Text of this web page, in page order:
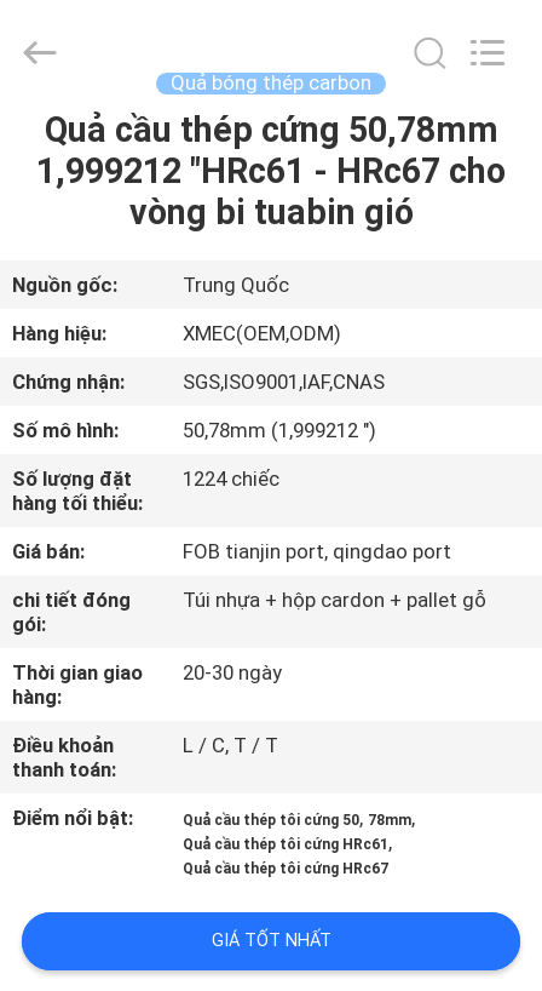
TRANG
CHỦ
SẢN
PHẨM
CHÚNG
TÔI
THAM
QUAN
MÁY
KIỂM
SOÁT
LIÊN
engineering
import
Quả bóng thép carbon
Quả cầu thép cứng 50,78mm
1,999212 "HRc61 - HRc67 cho
vòng bi tuabin gió
Nguồn gốc:
Trung Quốc
Hàng hiệu:
XMEC(OEM,ODM)
Chứng nhận:
SGS,ISO9001,IAF,CNAS
Số mô hình:
50,78mm (1,999212 ")
Số lượng đặt
hàng tối thiểu:
1224 chiếc
Giá bán:
FOB tianjin port, qingdao port
chi tiết đóng
gói:
Túi nhựa + hộp cardon + pallet gỗ
Thời gian giao
hàng:
20-30 ngày
Điều khoản
thanh toán:
L / C, T / T
Điểm nổi bật: Quả cầu thép tôi cứng 50, 78mm,
Quả cầu thép tôi cứng HRc61 ,
Quả cầu thép tôi cứng HRc67
GIÁ TỐT NHẤT